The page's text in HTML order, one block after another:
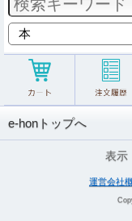
e-honトップへ
表示
運営会社